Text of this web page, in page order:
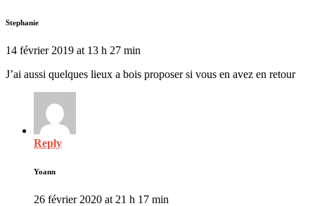
Stephanie
14 février 2019 at 13 h 27 min
J’ai aussi quelques lieux a bois proposer si vous en avez en retour
Reply
Yoann
26 février 2020 at 21 h 17 min